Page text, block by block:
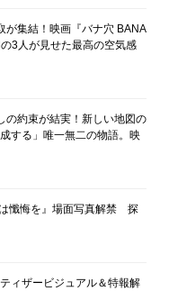
が集結！映画『バナ穴 BANA
3人が見せた最高の空気感
の約束が結実！新しい地図の
する」唯一無二の物語。映
懺悔を』場面写真解禁 探
ィザービジュアル＆特報解